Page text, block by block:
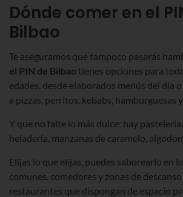
Dónde comer en el
Bilbao
Te aseguramos que tampoco pasarás
el PIN de Bilbao tienes opciones para
edades, desde elaborados menús del día
a pizzas, perritos, kebabs, hamburguesas
Y que no falte lo más dulce; hay
heladería, manzanas de caramelo,
Elijas lo que elijas, puedes saborearlo en
comunes, comedores y zonas de
restaurantes que dispongan de espacio